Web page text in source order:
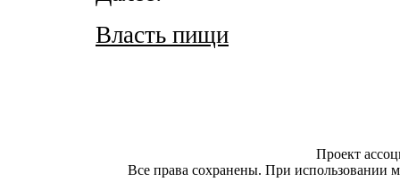
Власть пищи
Проект
Все права сохранены. При использовании